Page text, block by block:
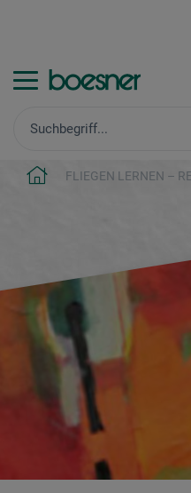
FLIEGEN LERNEN –